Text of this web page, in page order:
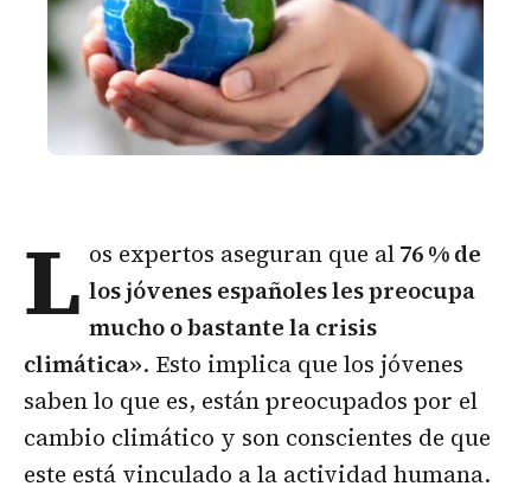
L os expertos aseguran que al76 % de
los jóvenes españoles les preocupa
mucho o bastante la crisis
climática». Esto implica que los jóvenes
saben lo que es, están preocupados por el
cambio climático y son conscientes de que
este está vinculado a la actividad humana.